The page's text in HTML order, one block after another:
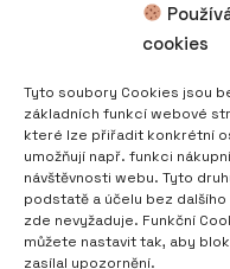
cookies
Tyto soubory Cookies jsou
základních funkcí webové
které lze přiřadit konkrétní
umožňují např. funkci
návštěvnosti webu. Tyto
podstatě a účelu bez
zde nevyžaduje. Funkční
můžete nastavit tak, aby
zasílal upozornění.
print@scoolpt.com
+420 774 969 654
Sleduj